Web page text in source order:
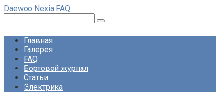
Перейти
контенту
Daewoo Nexia FAQ
Главная
Галерея
FAQ
Бортовой журнал
Статьи
Электрика